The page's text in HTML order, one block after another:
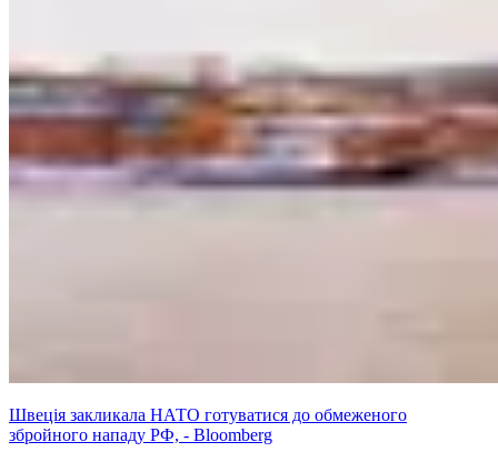
Швеція закликала НАТО готуватися до обмеженого
збройного нападу РФ, - Bloomberg